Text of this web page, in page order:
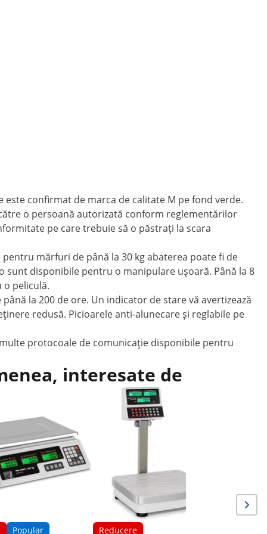
confirmat de marca de calitate M pe fond verde.
o persoană autorizată conform reglementărilor
pe care trebuie să o păstrați la scara
mărfuri de până la 30 kg abaterea poate fi de
sunt disponibile pentru o manipulare ușoară. Până la 8
peliculă.
la 200 de ore. Un indicator de stare vă avertizează
redusă. Picioarele anti-alunecare și reglabile pe
protocoale de comunicație disponibile pentru
interesate de
Popular Reducere